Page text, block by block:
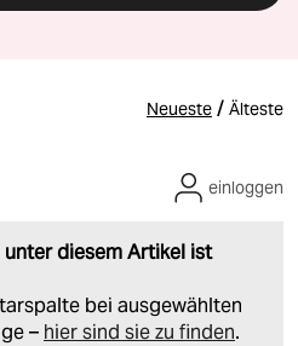
Neueste / Älteste
diesem Artikel ist
bei ausgewählten
– hier sind sie zu finden.
einloggen